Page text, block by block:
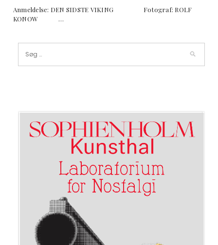
Anmeldelse: DEN SIDSTE VIKING Fotograf: ROLF
KONOW …